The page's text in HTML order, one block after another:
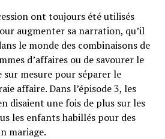
ont toujours été utilisés
augmenter sa narration, qu’il
le monde des combinaisons de
d’affaires ou de savourer le
sur mesure pour séparer le
affaire. Dans l’épisode 3, les
disaient une fois de plus sur les
les enfants habillés pour des
mariage.